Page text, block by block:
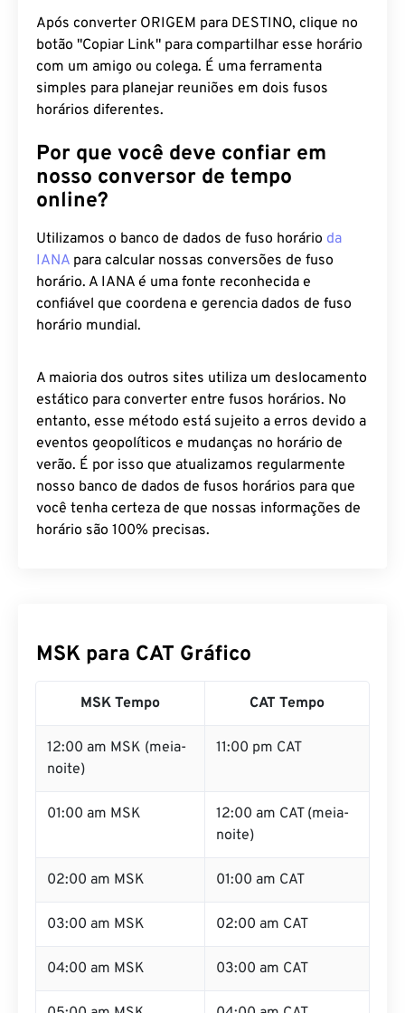
Após converter ORIGEM para DESTINO, clique no
botão "Copiar Link" para compartilhar esse horário
com um amigo ou colega. É uma ferramenta
simples para planejar reuniões em dois fusos
horários diferentes.
Por que você deve confiar em
nosso conversor de tempo
online?
Utilizamos o banco de dados de fuso horário da
IANA para calcular nossas conversões de fuso
horário. A IANA é uma fonte reconhecida e
confiável que coordena e gerencia dados de fuso
horário mundial.
A maioria dos outros sites utiliza um deslocamento
estático para converter entre fusos horários. No
entanto, esse método está sujeito a erros devido a
eventos geopolíticos e mudanças no horário de
verão. É por isso que atualizamos regularmente
nosso banco de dados de fusos horários para que
você tenha certeza de que nossas informações de
horário são 100% precisas.
MSK para CAT Gráfico
MSK Tempo CAT Tempo
12:00 am MSK (meia-
noite)
11:00 pm CAT
01:00 am MSK
12:00 am CAT (meia-
noite)
02:00 am MSK 01:00 am CAT
03:00 am MSK 02:00 am CAT
04:00 am MSK 03:00 am CAT